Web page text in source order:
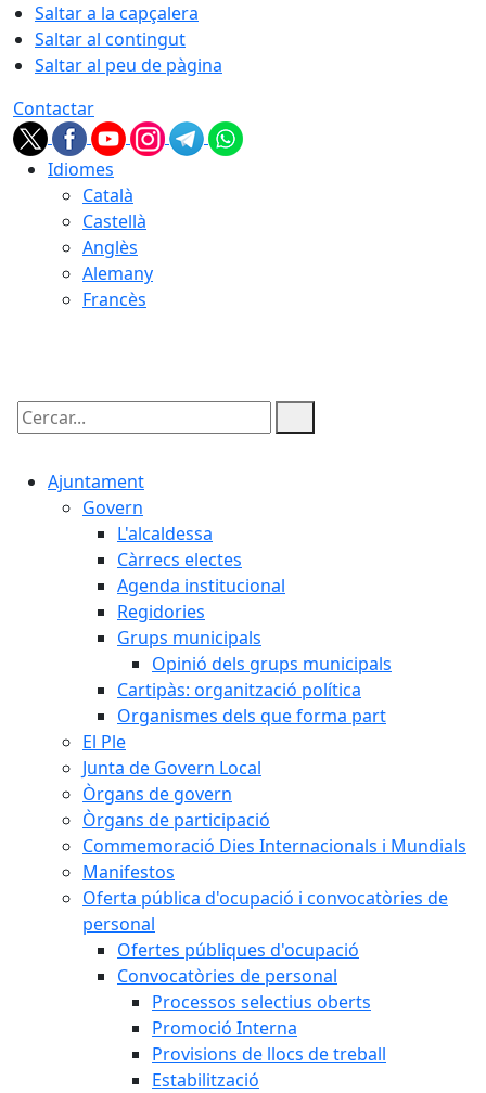
Saltar a la capçalera
Saltar al contingut
Saltar al peu de pàgina
Contactar
Idiomes
Català
Castellà
Anglès
Alemany
Francès
Cercar:
Ajuntament
Govern
L'alcaldessa
Càrrecs electes
Agenda institucional
Regidories
Grups municipals
Opinió dels grups municipals
Cartipàs: organització política
Organismes dels que forma part
El Ple
Junta de Govern Local
Òrgans de govern
Òrgans de participació
Commemoració Dies Internacionals i Mundials
Manifestos
Oferta pública d'ocupació i convocatòries de
personal
Ofertes públiques d'ocupació
Convocatòries de personal
Processos selectius oberts
Promoció Interna
Provisions de llocs de treball
Estabilització